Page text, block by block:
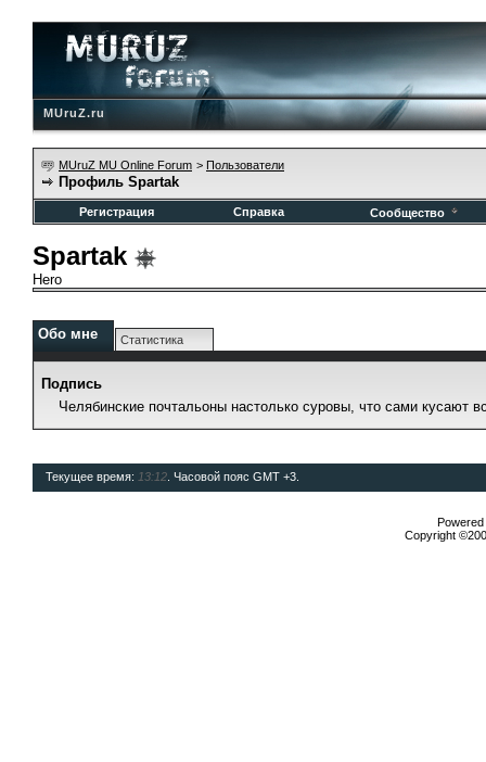
MUruZ.ru
MUruZ MU Online Forum > Пользователи
Профиль Spartak
Регистрация Справка Сообщество
Spartak
Hero
Обо мне Статистика
Подпись
Челябинские почтальоны настолько суровы, что сами кусают
Текущее время: 13:12 . Часовой пояс GMT +3.
Copyright